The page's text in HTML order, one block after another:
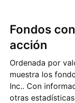
Fondos con participación en la
acción
Ordenada por
muestra los
Inc.. Con
otras